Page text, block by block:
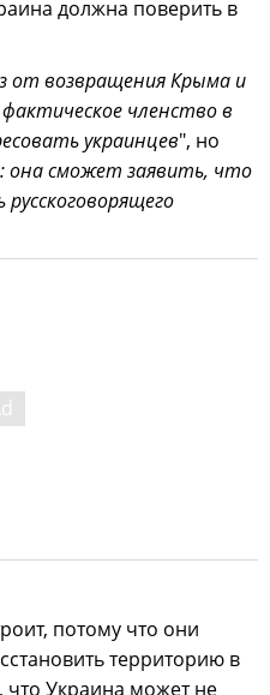
должна поверить в
от возвращения Крыма и
членство в
украинцев", но
она сможет заявить, что
потому что они
территорию в
что Украина может не